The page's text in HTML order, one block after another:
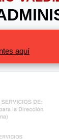
aquí